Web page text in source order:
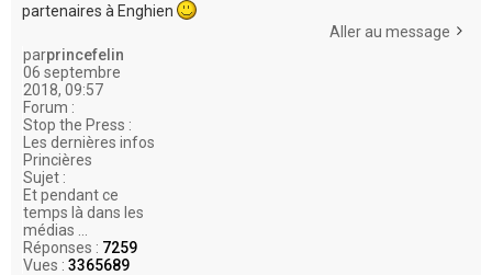
partenaires à Enghien
Aller au message
parprincefelin
06 septembre
2018, 09:57
Forum :
Stop the Press :
Les dernières infos
Princières
Sujet :
Et pendant ce
temps là dans les
médias ...
Réponses : 7259
Vues : 3365689